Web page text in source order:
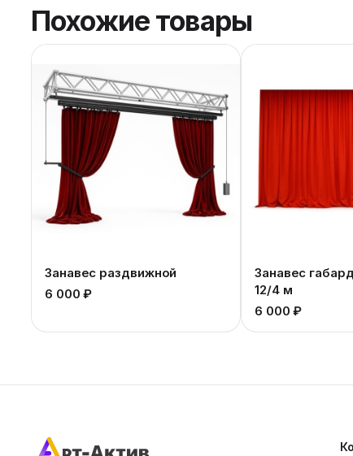
Похожие товары
Занавес раздвижной
6 000 ₽
Занавес
12/4 м
6 000 ₽